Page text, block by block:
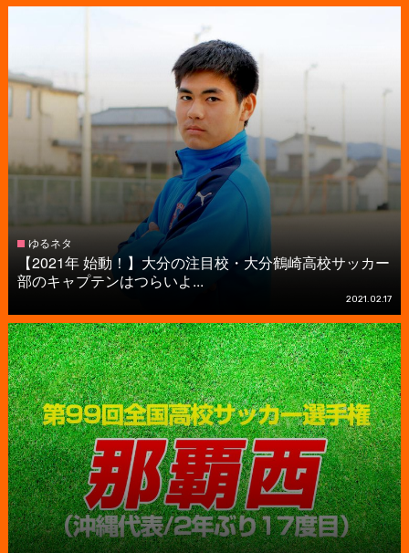
ゆるネタ
【2021年 始動！】大分の注目校・大分鶴崎高校サッカー
部のキャプテンはつらいよ...
2021.02.17